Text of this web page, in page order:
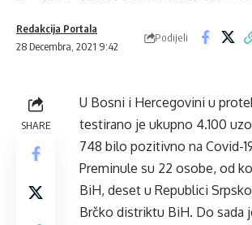
28 Decembra, 2021 9:42
Redakcija Portala
Podijeli
SHARE
U Bosni i Hercegovini u
testirano je ukupno 4.100
748 bilo pozitivno na Covid-
Preminule su 22 osobe, od
BiH, deset u Republici
Brčko distriktu BiH. Do sada